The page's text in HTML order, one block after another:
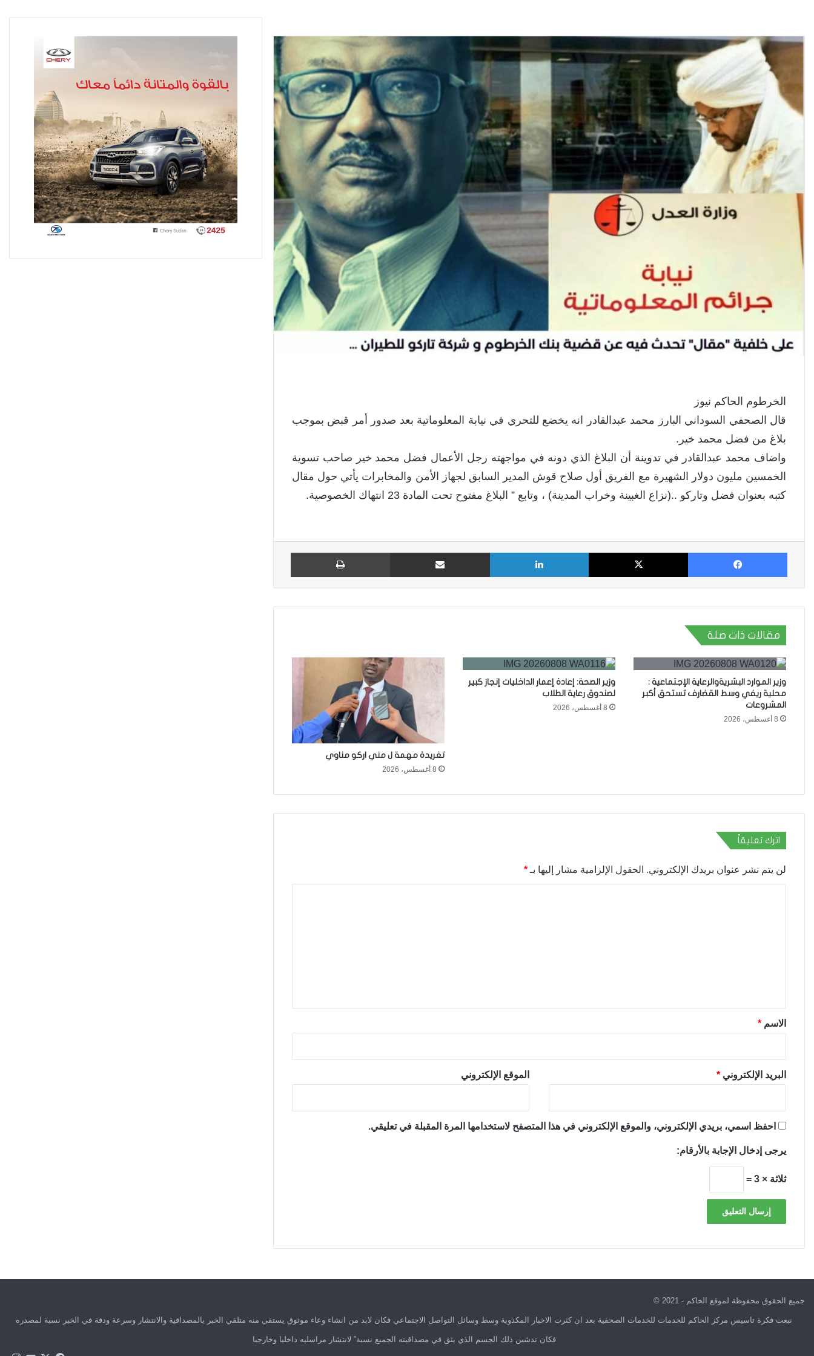
الخرطوم الحاكم نيوز
قال الصحفي السوداني البارز محمد عبدالقادر انه يخضع للتحري في نيابة المعلوماتية بعد صدور أمر قبض بموجب
بلاغ من فضل محمد خير.
واضاف محمد عبدالقادر في تدوينة أن البلاغ الذي دونه في مواجهته رجل الأعمال فضل محمد خير صاحب تسوية
الخمسين مليون دولار الشهيرة مع الفريق أول صلاح قوش المدير السابق لجهاز الأمن والمخابرات يأتي حول مقال
كتبه بعنوان فضل وتاركو ..(نزاع الغبينة وخراب المدينة) ، وتابع ” البلاغ مفتوح تحت المادة 23 انتهاك الخصوصية.
فيسبوك X لينكدإن مشاركة عبر البريد طباعة
مقالات ذات صلة
وزير الموارد البشريةوالرعاية الإجتماعية :
محلية ريفي وسط القضارف تستحق أكبر
المشروعات
8 أغسطس، 2026
وزير الصحة: إعادة إعمار الداخليات إنجاز كبير
لصندوق رعاية الطلاب
8 أغسطس، 2026
تغريدة مهمة ل مني اركو مناوي
8 أغسطس، 2026
اترك تعليقاً
لن يتم نشر عنوان بريدك الإلكتروني. الحقول الإلزامية مشار إليها بـ *
*الاسم *
البريد الإلكتروني * الموقع الإلكتروني
احفظ اسمي، بريدي الإلكتروني، والموقع الإلكتروني في هذا المتصفح لاستخدامها المرة المقبلة في تعليقي.
يرجى إدخال الإجابة بالأرقام:
ثلاثة × 3 =
جميع الحقوق محفوظة لموقع الحاكم - 2021 ©
نبعت فكرة تاسيس مركز الحاكم للخدمات للخدمات الصحفية بعد ان كثرت الاخبار المكذوبة وسط وسائل التواصل الاجتماعي فكان لابد من انشاء وعاء موثوق يستقي منه متلقي الخبر بالمصداقية والانتشار وسرعة ودقة في الخبر نسبة لمصدره
فكان تدشين ذلك الجسم الذي يثق في مصداقيته الجميع نسبة” لانتشار مراسليه داخليا وخارجيا